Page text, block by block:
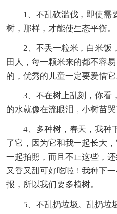
1、不乱砍滥伐，即使需
树，那样，才能使生态平衡。
2、不丢一粒米，白米饭
田人，每一颗米来的都不容
的，优秀的儿童一定要爱惜它
3、不在树上乱刻，你看
的水就像在流眼泪，小树苗哭
4、多种树，春天，我种
了它，因为它和我一起长大
一起拍照，而且不止这些，
又香又甜可好吃啦！我种下
报，所以我们要多植树。
5、不乱扔垃圾。乱扔垃